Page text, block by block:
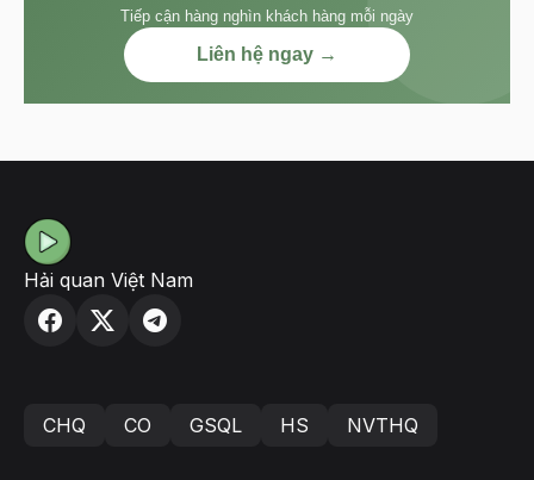
Tiếp cận hàng nghìn khách hàng mỗi ngày
Liên hệ ngay →
Hải quan Việt Nam
CHQ CO GSQL HS NVTHQ